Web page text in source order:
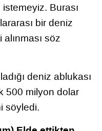
Burası
bir deniz
söz
deniz ablukası
500 milyon dolar
söyledi.